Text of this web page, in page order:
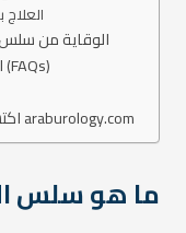
5.
الوقاية من سلس
الأسئلة الشائعة (FAQs)
اكتشاف المزيد من araburology.com
ما هو سلس